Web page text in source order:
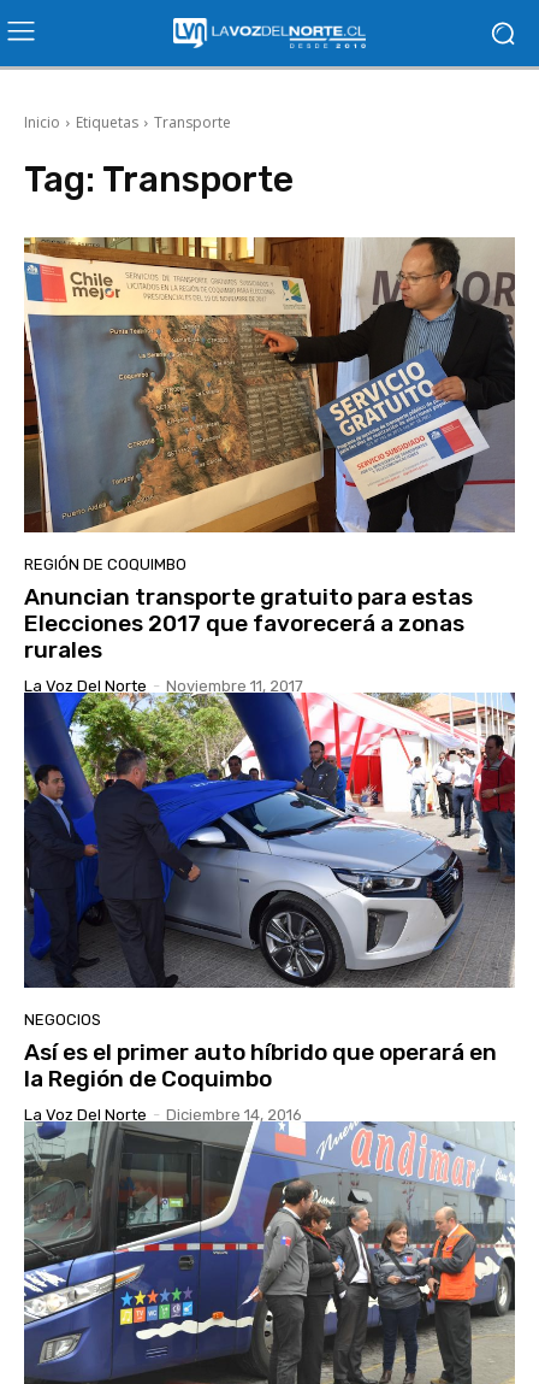
Inicio Etiquetas Transporte
Tag: Transporte
REGIÓN DE COQUIMBO
Anuncian transporte gratuito para estas
Elecciones 2017 que favorecerá a zonas
rurales
La Voz Del Norte - Noviembre 11, 2017
NEGOCIOS
Así es el primer auto híbrido que operará en
la Región de Coquimbo
La Voz Del Norte - Diciembre 14, 2016